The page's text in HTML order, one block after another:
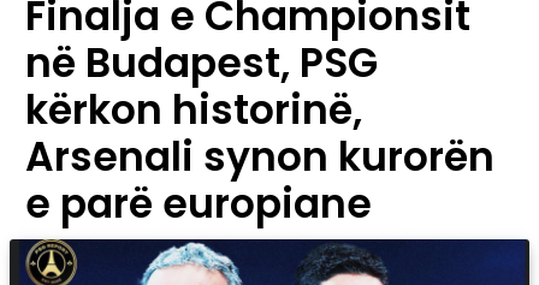
Finalja e Championsit
në Budapest, PSG
kërkon historinë,
Arsenali synon kurorën
e parë europiane